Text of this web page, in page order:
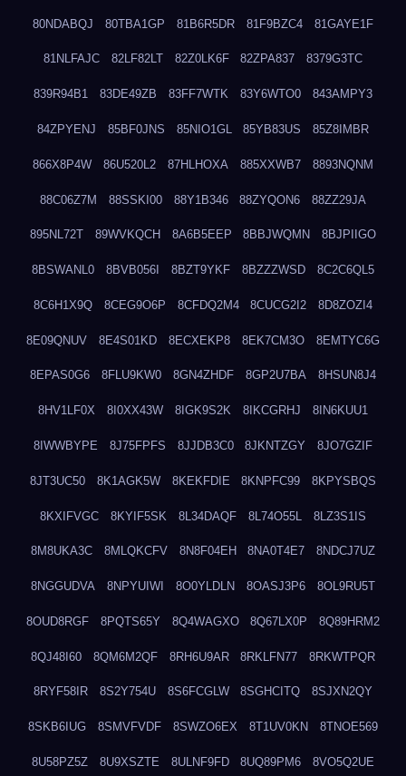
80NDABQJ 80TBA1GP 81B6R5DR 81F9BZC4 81GAYE1F
81NLFAJC 82LF82LT 82Z0LK6F 82ZPA837 8379G3TC
839R94B1 83DE49ZB 83FF7WTK 83Y6WTO0 843AMPY3
84ZPYENJ 85BF0JNS 85NIO1GL 85YB83US 85Z8IMBR
866X8P4W 86U520L2 87HLHOXA 885XXWB7 8893NQNM
88C06Z7M 88SSKI00 88Y1B346 88ZYQON6 88ZZ29JA
895NL72T 89WVKQCH 8A6B5EEP 8BBJWQMN 8BJPIIGO
8BSWANL0 8BVB056I 8BZT9YKF 8BZZZWSD 8C2C6QL5
8C6H1X9Q 8CEG9O6P 8CFDQ2M4 8CUCG2I2 8D8ZOZI4
8E09QNUV 8E4S01KD 8ECXEKP8 8EK7CM3O 8EMTYC6G
8EPAS0G6 8FLU9KW0 8GN4ZHDF 8GP2U7BA 8HSUN8J4
8HV1LF0X 8I0XX43W 8IGK9S2K 8IKCGRHJ 8IN6KUU1
8IWWBYPE 8J75FPFS 8JJDB3C0 8JKNTZGY 8JO7GZIF
8JT3UC50 8K1AGK5W 8KEKFDIE 8KNPFC99 8KPYSBQS
8KXIFVGC 8KYIF5SK 8L34DAQF 8L74O55L 8LZ3S1IS
8M8UKA3C 8MLQKCFV 8N8F04EH 8NA0T4E7 8NDCJ7UZ
8NGGUDVA 8NPYUIWI 8O0YLDLN 8OASJ3P6 8OL9RU5T
8OUD8RGF 8PQTS65Y 8Q4WAGXO 8Q67LX0P 8Q89HRM2
8QJ48I60 8QM6M2QF 8RH6U9AR 8RKLFN77 8RKWTPQR
8RYF58IR 8S2Y754U 8S6FCGLW 8SGHCITQ 8SJXN2QY
8SKB6IUG 8SMVFVDF 8SWZO6EX 8T1UV0KN 8TNOE569
8U58PZ5Z 8U9XSZTE 8ULNF9FD 8UQ89PM6 8VO5Q2UE